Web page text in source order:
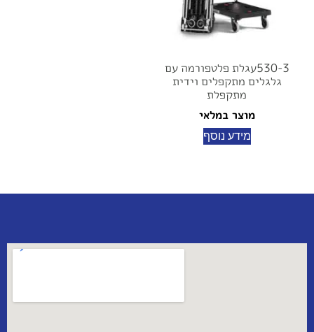
530-3עגלת פלטפורמה עם
גלגלים מתקפלים וידית
מתקפלת
מוצר במלאי
מידע נוסף